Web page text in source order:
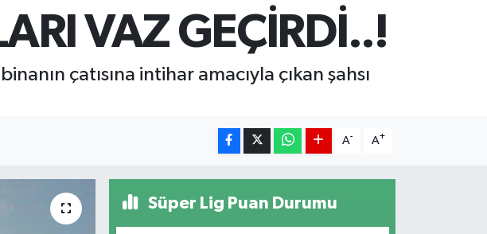
GRAM ALTIN
6618.49
%2.12
BİST100
VAZ GEÇİRDİ..!
çatısına intihar amacıyla çıkan şahsı
A- A+
Süper Lig Puan Durumu